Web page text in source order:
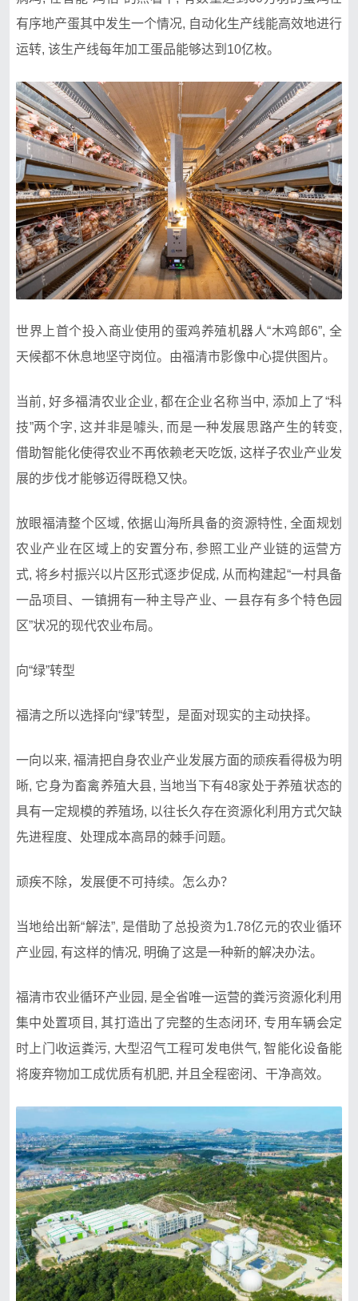
有序地产蛋其中发生一个情况, 自动化生产线能高效地进行
运转, 该生产线每年加工蛋品能够达到10亿枚。
世界上首个投入商业使用的蛋鸡养殖机器人“木鸡郎6”, 全
天候都不休息地坚守岗位。由福清市影像中心提供图片。
当前, 好多福清农业企业, 都在企业名称当中, 添加上了“科
技”两个字, 这并非是噱头, 而是一种发展思路产生的转变,
借助智能化使得农业不再依赖老天吃饭, 这样子农业产业发
展的步伐才能够迈得既稳又快。
放眼福清整个区域, 依据山海所具备的资源特性, 全面规划
农业产业在区域上的安置分布, 参照工业产业链的运营方
式, 将乡村振兴以片区形式逐步促成, 从而构建起“一村具备
一品项目、一镇拥有一种主导产业、一县存有多个特色园
区”状况的现代农业布局。
向“绿”转型
福清之所以选择向“绿”转型，是面对现实的主动抉择。
一向以来, 福清把自身农业产业发展方面的顽疾看得极为明
晰, 它身为畜禽养殖大县, 当地当下有48家处于养殖状态的
具有一定规模的养殖场, 以往长久存在资源化利用方式欠缺
先进程度、处理成本高昂的棘手问题。
顽疾不除，发展便不可持续。怎么办？
当地给出新“解法”, 是借助了总投资为1.78亿元的农业循环
产业园, 有这样的情况, 明确了这是一种新的解决办法。
福清市农业循环产业园, 是全省唯一运营的粪污资源化利用
集中处置项目, 其打造出了完整的生态闭环, 专用车辆会定
时上门收运粪污, 大型沼气工程可发电供气, 智能化设备能
将废弃物加工成优质有机肥, 并且全程密闭、干净高效。